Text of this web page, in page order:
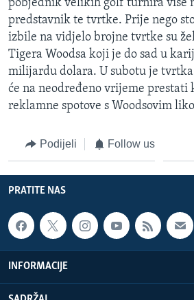
MAGAZIN
O GLASU AMERIKE
Learning English
PRATITE NAS
pobjednik velikih golf turnira više
predstavnik te tvrtke. Prije nego
izbile na vidjelo brojne tvrtke su
Tigera Woodsa koji je do sad u
milijardu dolara. U subotu je
će na neodređeno vrijeme prestati
reklamne spotove s Woodsovim
Podijeli Follow us
PRATITE NAS
INFORMACIJE